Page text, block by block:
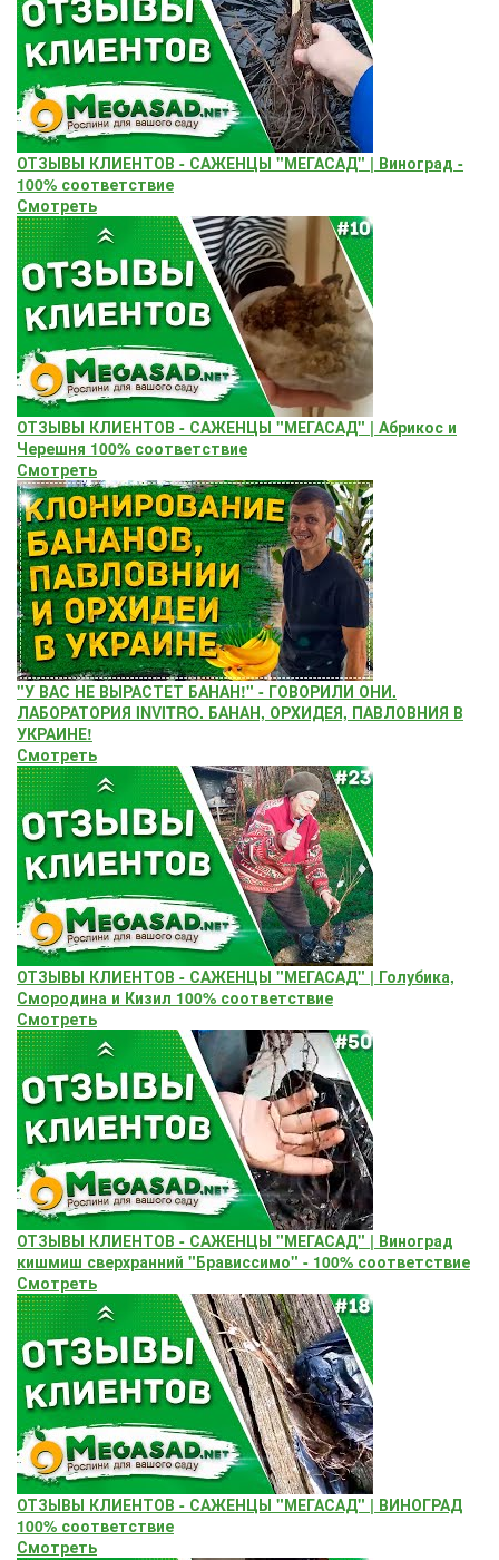
ОТЗЫВЫ КЛИЕНТОВ - САЖЕНЦЫ "МЕГАСАД" | Виноград -
100% соответствие
Смотреть
ОТЗЫВЫ КЛИЕНТОВ - САЖЕНЦЫ "МЕГАСАД" | Абрикос и
Черешня 100% соответствие
Смотреть
"У ВАС НЕ ВЫРАСТЕТ БАНАН!" - ГОВОРИЛИ ОНИ.
ЛАБОРАТОРИЯ INVITRO. БАНАН, ОРХИДЕЯ, ПАВЛОВНИЯ В
УКРАИНЕ!
Смотреть
ОТЗЫВЫ КЛИЕНТОВ - САЖЕНЦЫ "МЕГАСАД" | Голубика,
Смородина и Кизил 100% соответствие
Смотреть
ОТЗЫВЫ КЛИЕНТОВ - САЖЕНЦЫ "МЕГАСАД" | Виноград
кишмиш сверхранний "Брависсимо" - 100% соответствие
Смотреть
ОТЗЫВЫ КЛИЕНТОВ - САЖЕНЦЫ "МЕГАСАД" | ВИНОГРАД
100% соответствие
Смотреть